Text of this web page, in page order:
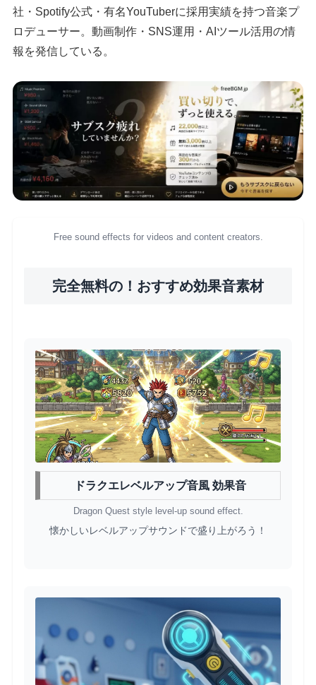
社・Spotify公式・有名YouTuberに採用実績を持つ音楽プ
ロデューサー。動画制作・SNS運用・AIツール活用の情
報を発信している。
Free sound effects for videos and content creators.
完全無料の！おすすめ効果音素材
ドラクエレベルアップ音風 効果音
Dragon Quest style level-up sound effect.
懐かしいレベルアップサウンドで盛り上がろう！